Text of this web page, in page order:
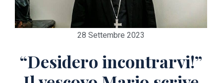
28 Settembre 2023
“Desidero incontrarvi!”